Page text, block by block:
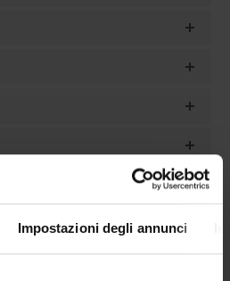
Impostazioni degli annunci